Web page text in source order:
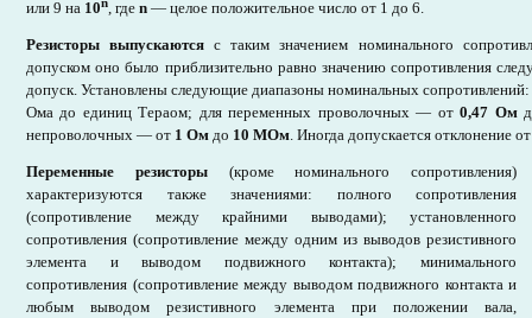
или 9 на 10 , где n — целое положительное число от 1 до 6.
Резисторы выпускаются с таким значением номинального
допуском оно было приблизительно равно значению сопротивления
допуск. Установлены следующие диапазоны номинальных
Ома до единиц Тераом; для переменных проволочных — от0,47 Ом
непроволочных — от 1 Ом до 10 МОм . Иногда допускается отклонение
Переменные резисторы(кроме номинального сопротивления)
характеризуются также значениями: полного сопротивления
(сопротивление между крайними выводами); установленного
сопротивления (сопротивление между одним из выводов резистивного
элемента и выводом подвижного контакта); минимального
сопротивления (сопротивление между выводом подвижного контакта и
любым выводом резистивного элемента при положении вала,